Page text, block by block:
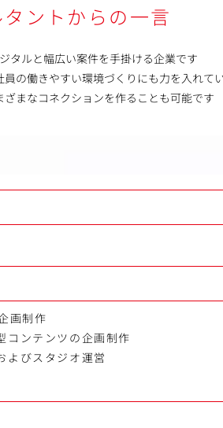
ントからの一言
タルと幅広い案件を手掛ける企業です
の働きやすい環境づくりにも力を入れて
まなコネクションを作ることも可能です
画制作
ンテンツの企画制作
よびスタジオ運営